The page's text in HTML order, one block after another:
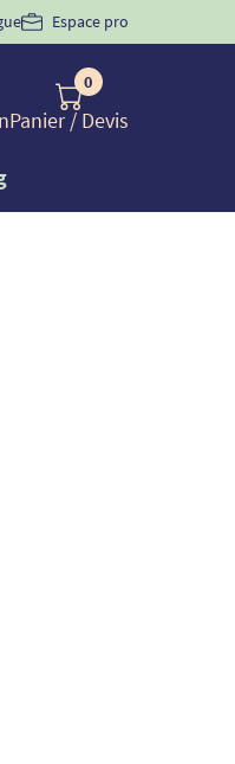
Espace pro
0
Panier/ Devis